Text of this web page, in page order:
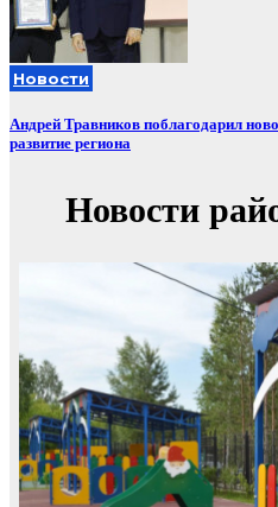
Новости
Андрей Травников поблагодарил
развитие региона